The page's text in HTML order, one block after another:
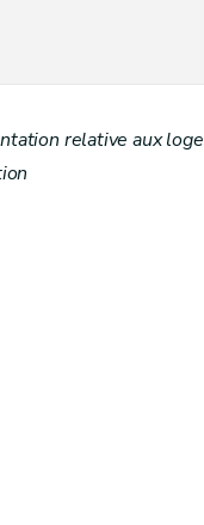
relative aux